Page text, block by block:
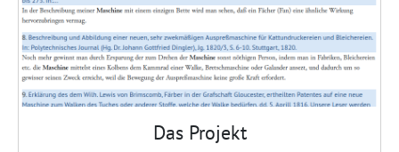
Das Projekt